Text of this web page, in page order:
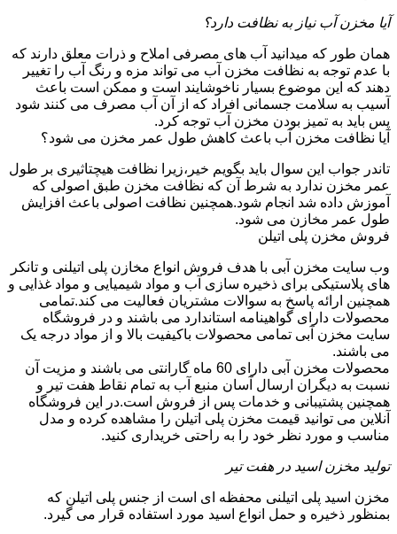
آیا مخزن آب نیاز به نظافت دارد؟
همان طور که میدانید آب های مصرفی املاح و ذرات معلق دارند که
با عدم توجه به نظافت مخزن آب می تواند مزه و رنگ آب را تغییر
دهند که این موضوع بسیار ناخوشایند است و ممکن است باعث
آسیب به سلامت جسمانی افراد که از آن آب مصرف می کنند شود
پس باید به تمیز بودن مخزن آب توجه کرد.
آیا نظافت مخزن آب باعث کاهش طول عمر مخزن می شود؟
تاندر جواب این سوال باید بگویم خیر،زیرا نظافت هیچتاثیری بر طول
عمر مخزن ندارد به شرط آن که نظافت مخزن طبق اصولی که
آموزش داده شد انجام شود.همچنین نظافت اصولی باعث افزایش
طول عمر مخازن می شود.
فروش مخزن پلی اتیلن
وب سایت مخزن آبی با هدف فروش انواع مخازن پلی اتیلنی و تانکر
های پلاستیکی برای ذخیره سازی آب و مواد شیمیایی و مواد غذایی و
همچنین ارائه پاسخ به سوالات مشتریان فعالیت می کند.تمامی
محصولات دارای گواهینامه استاندارد می باشند و در فروشگاه
سایت مخزن آبی تمامی محصولات باکیفیت بالا و از مواد درجه یک
می باشند.
محصولات مخزن آبی دارای 60 ماه گارانتی می باشند و مزیت آن
نسبت به دیگران ارسال آسان منبع آب به تمام نقاط هفت تیر و
همچنین پشتیبانی و خدمات پس از فروش است.در این فروشگاه
آنلاین می توانید قیمت مخزن پلی اتیلن را مشاهده کرده و مدل
مناسب و مورد نظر خود را به راحتی خریداری کنید.
تولید مخزن اسید در هفت تیر
مخزن اسید پلی اتیلنی محفظه ای است از جنس پلی اتیلن که
بمنظور ذخیره و حمل انواع اسید مورد استفاده قرار می گیرد.